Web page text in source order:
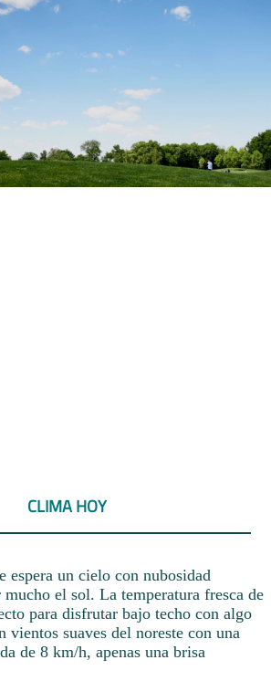
CLIMA HOY
espera un cielo con nubosidad
mucho el sol. La temperatura fresca de
para disfrutar bajo techo con algo
vientos suaves del noreste con una
de 8 km/h, apenas una brisa